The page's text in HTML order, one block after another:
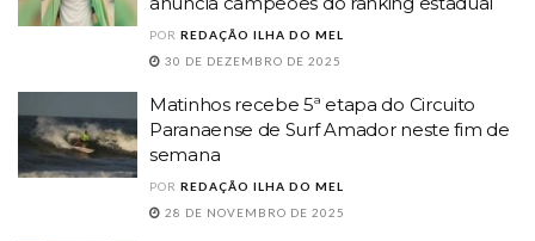
POR REDAÇÃO ILHA DO MEL
30 DE DEZEMBRO DE 2025
Matinhos recebe 5ª etapa do Circuito
Paranaense de Surf Amador neste fim de
semana
POR REDAÇÃO ILHA DO MEL
28 DE NOVEMBRO DE 2025